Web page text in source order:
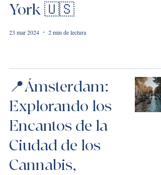
York 🇺🇸
23 mar 2024 2 min de lectura
📍Ámsterdam:
Explorando los
Encantos de la
Ciudad de los
Cannabis,